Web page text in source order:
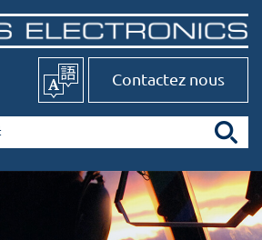
Contactez nous